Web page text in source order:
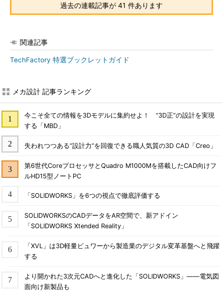
過去の連載記事が 41 件あります
関連記事
TechFactory 特選ブックレットガイド
メカ設計 記事ランキング
今こそ全ての情報を3Dモデルに集約せよ！ “3D正”の設計を実現
する「MBD」
失われつつある“設計力”を回復できる職人気質の3D CAD「Creo」
第6世代CoreプロセッサとQuadro M1000Mを搭載したCAD向けフ
ルHD15型ノートPC
「SOLIDWORKS」を6つの視点で徹底評価する
SOLIDWORKSのCADデータをAR空間で、新アドイン
「SOLIDWORKS Xtended Reality」
「XVL」は3D軽量ビュワーから製造業のデジタル変革基盤へと飛躍
する
より開かれた3次元CADへと進化した「SOLIDWORKS」――電気図
面向け新製品も